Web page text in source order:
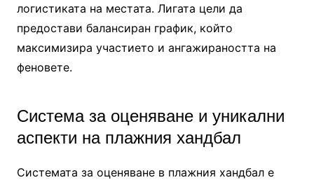
логистиката на местата. Лигата цели да
предостави балансиран график, който
максимизира участието и ангажираността на
феновете.
Система за оценяване и уникални
аспекти на плажния хандбал
Системата за оценяване в плажния хандбал е